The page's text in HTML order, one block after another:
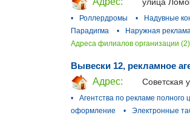
•
Роллердромы • Надувные
Парадигма
•
Наружная
Адреса филиалов организации (2)
Вывески 12, рекламное
Адрес:
Советская
•
Агентства по рекламе полного
оформление
• Электронные